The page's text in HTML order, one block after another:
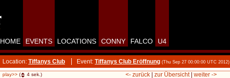
HOME EVENTS LOCATIONS CONNY FALCO U4
Location: Tiffanys Club Event: Tiffanys Club Eröffnung (Thu Sep 27 00:00:00 UTC 2012)
play>> ( 4 sek.) <- zurück| zur Übersicht| weiter ->